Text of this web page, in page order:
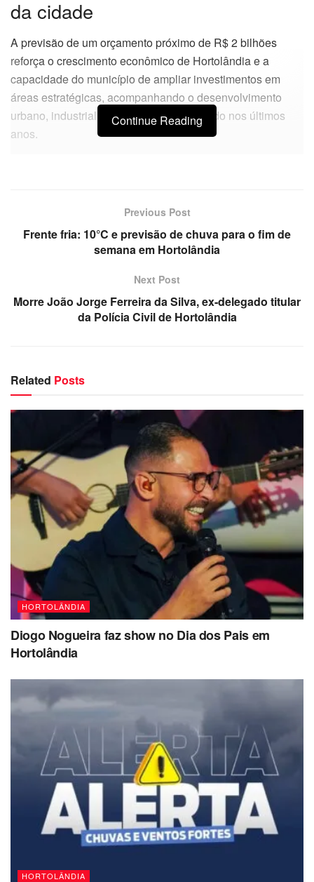
da cidade
A previsão de um orçamento próximo de R$ 2 bilhões
reforça o crescimento econômico de Hortolândia e a
capacidade do município de ampliar investimentos em
áreas estratégicas, acompanhando o desenvolvimento
urbano, industrial e populacional registrado nos últimos
anos.
Continue Reading
Previous Post
Frente fria: 10°C e previsão de chuva para o fim de
semana em Hortolândia
Next Post
Morre João Jorge Ferreira da Silva, ex-delegado titular
da Polícia Civil de Hortolândia
Related Posts
HORTOLÂNDIA
Diogo Nogueira faz show no Dia dos Pais em
Hortolândia
HORTOLÂNDIA